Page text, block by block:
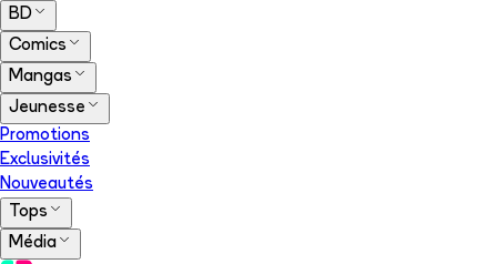
BD
Comics
Mangas
Jeunesse
Promotions
Exclusivités
Nouveautés
Tops
Média